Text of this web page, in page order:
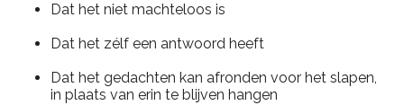
Dat het niet machteloos is
Dat het zélf een antwoord heeft
Dat het gedachten kan afronden voor het slapen,
in plaats van erin te blijven hangen